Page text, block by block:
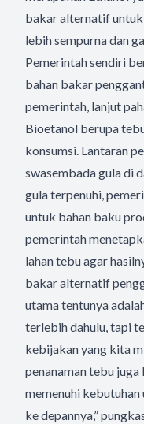
bakar alternatif untuk
lebih sempurna dan
Pemerintah sendiri
bahan bakar
pemerintah, lanjut
Bioetanol berupa
konsumsi. Lantaran
swasembada gula di
gula terpenuhi,
untuk bahan baku
pemerintah
lahan tebu agar
bakar alternatif
utama tentunya
terlebih dahulu, tapi
kebijakan yang kita
penanaman tebu
memenuhi kebutuhan
ke depannya,”